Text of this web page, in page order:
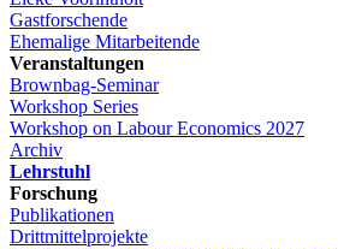
Gastforschende
Ehemalige Mitarbeitende
Veranstaltungen
Brownbag-Seminar
Workshop Series
Workshop on Labour Economics 2027
Archiv
Lehrstuhl
Forschung
Publikationen
Drittmittelprojekte